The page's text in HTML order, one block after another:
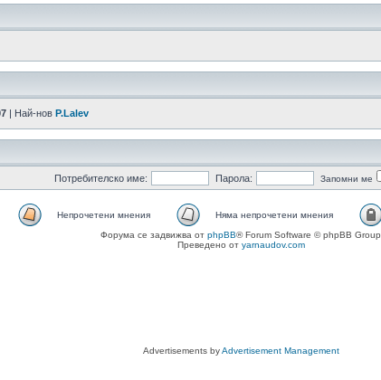
| Най-нов P.Lalev
Потребителско име: Парола: Запомни ме
Непрочетени мнения Няма непрочетени мнения
Форума се задвижва от phpBB® Forum Software © phpBB Group
Преведено от yarnaudov.com
Advertisements byAdvertisement Management